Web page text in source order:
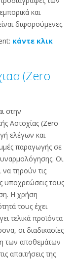
και
διφορούμενες.
κάντε κλικ
(Zero
στην
Αστοχίας (Zero
ελέγων και
παραγωγής σε
Οι
τηρούν τις
υποχρεώσεις τους
Η χρήση
τους έχει
τελικά προϊόντα
οι διαδικασίες
των αποθεμάτων
απαιτήσεις της